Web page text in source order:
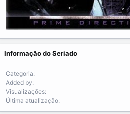
Informação do Seriado
Categoria
Added by
Visualizações
Última atualização